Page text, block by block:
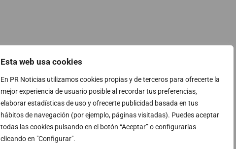
Esta web usa cookies
En PR Noticias utilizamos cookies propias y de terceros para ofrecerte la
mejor experiencia de usuario posible al recordar tus preferencias,
elaborar estadísticas de uso y ofrecerte publicidad basada en tus
hábitos de navegación (por ejemplo, páginas visitadas). Puedes aceptar
todas las cookies pulsando en el botón “Aceptar” o configurarlas
clicando en "Configurar".
muere una mujer por violencia de género.
todos los programas de Prime de Movistar, cada 8